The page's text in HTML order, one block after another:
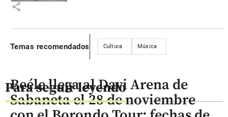
share
Temas recomendados Cultura Música
Para seguir leyendo
Beéle llega al Davi Arena de
Sabaneta el 28 de noviembre